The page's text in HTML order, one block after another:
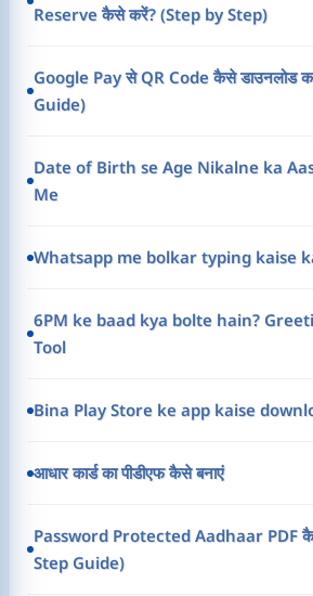
Reserve कैसे करें? (Step by Step)
Google Pay से QR Code कैसे डाउनलोड
Guide)
Date of Birth se Age Nikalne ka
Me
Whatsapp me bolkar typing kaise
6PM ke baad kya bolte hain?
Tool
Bina Play Store ke app kaise
आधार कार्ड का पीडीएफ कैसे बनाएं
Password Protected Aadhaar PDF
Step Guide)